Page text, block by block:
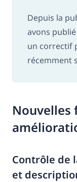
Depuis la
avons publié
un correctif
récemment
Contrôle de
et